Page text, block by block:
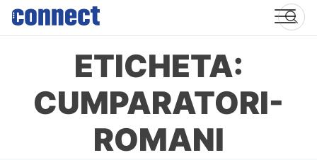
Skip
content
ETICHETA:
CUMPARATORI-
ROMANI